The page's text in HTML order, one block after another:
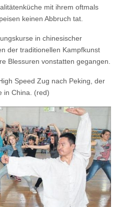
mit ihrem oftmals
keinen Abbruch tat.
in chinesischer
der traditionellen Kampfkunst
Blessuren vonstatten gegangen.
Speed Zug nach Peking, der
in China. (red)